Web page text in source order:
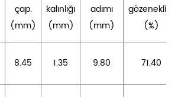
çap.
(mm)
kalınlığı
(mm)
adımı
(mm)
gözeneklilik
(%)
8.45 1.35 9.80 71.40